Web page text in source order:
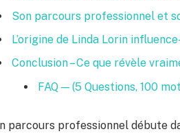
Son parcours professionnel et
L’origine de Linda Lorin
Conclusion – Ce que révèle
FAQ — (5 Questions, 100
parcours professionnel débute